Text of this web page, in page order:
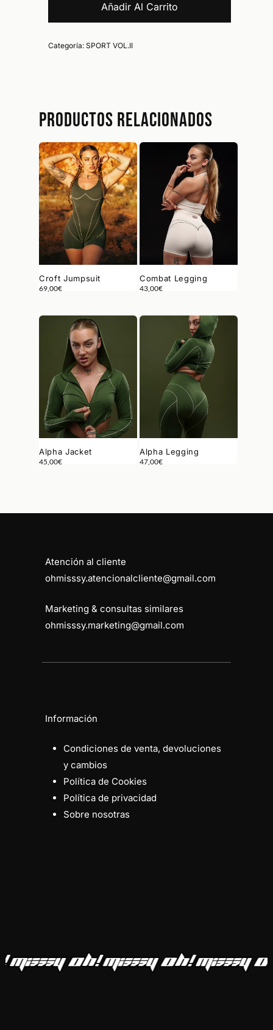
No hay productos en el carrito.
Añadir Al Carrito
Categoría: SPORT VOL.II
Productos relacionados
Croft Jumpsuit
69,00€
Combat Legging
43,00€
Alpha Jacket
45,00€
Alpha Legging
47,00€
Atención al cliente
ohmisssy.atencionalcliente@gmail.com
Marketing & consultas similares
ohmisssy.marketing@gmail.com
Información
Condiciones de venta, devoluciones
y cambios
Política de Cookies
Política de privacidad
Sobre nosotras